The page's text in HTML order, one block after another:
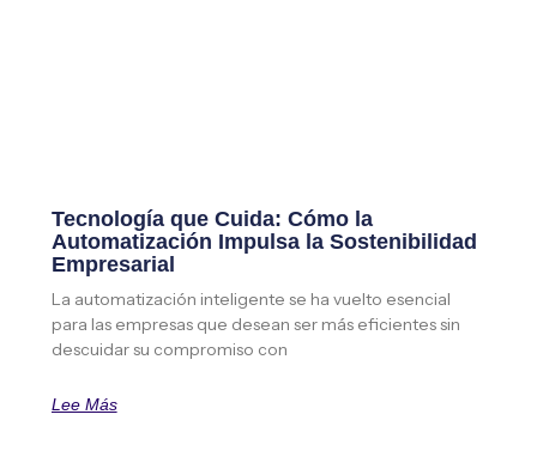
Tecnología que Cuida: Cómo la
Automatización Impulsa la Sostenibilidad
Empresarial
La automatización inteligente se ha vuelto esencial
para las empresas que desean ser más eficientes sin
descuidar su compromiso con
Lee Más